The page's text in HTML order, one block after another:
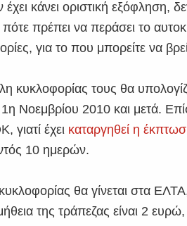
κάνει οριστική εξόφληση,
πότε πρέπει να περάσει το
για το που μπορείτε να
κυκλοφορίας τους θα
Νοεμβρίου 2010 και μετά.
γιατί έχει καταργηθεί η
10 ημερών.
θα γίνεται στα
της τράπεζας είναι 2